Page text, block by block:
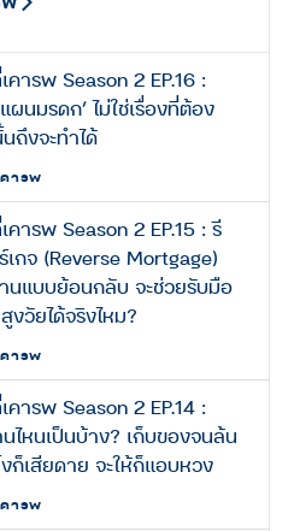
ารพ Season 2 EP.16 :
ผนมรดก’ ไม่ใช่เรื่องที่ต้อง
ถึงจะทำได้
ารพ
ารพ Season 2 EP.15 : รี
เกจ (Reverse Mortgage)
นแบบย้อนกลับ จะช่วยรับมือ
วัยได้จริงไหม?
ารพ
ารพ Season 2 EP.14 :
ไหนเป็นบ้าง? เก็บของจนล้น
ก็เสียดาย จะให้ก็แอบหวง
ารพ